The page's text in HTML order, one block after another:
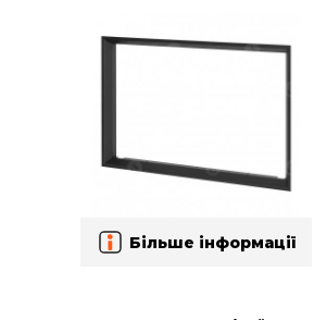
Більше інформації